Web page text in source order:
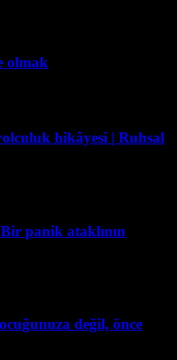
olmak
hikâyesi | Ruhsal
panik ataklının
değil, önce